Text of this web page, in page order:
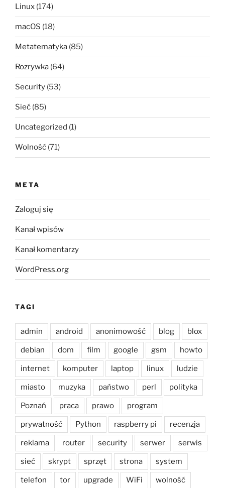
Linux (174)
macOS (18)
Metatematyka (85)
Rozrywka (64)
Security (53)
Sieć (85)
Uncategorized (1)
Wolność (71)
META
Zaloguj się
Kanał wpisów
Kanał komentarzy
WordPress.org
TAGI
admin android anonimowość blog blox
debian dom film google gsm howto
internet komputer laptop linux ludzie
miasto muzyka państwo perl polityka
Poznań praca prawo program
prywatność Python raspberry pi recenzja
reklama router security serwer serwis
sieć skrypt sprzęt strona system
telefon tor upgrade WiFi wolność